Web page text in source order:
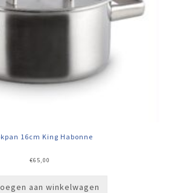
16cm King Habonne
€65,00
aan winkelwagen